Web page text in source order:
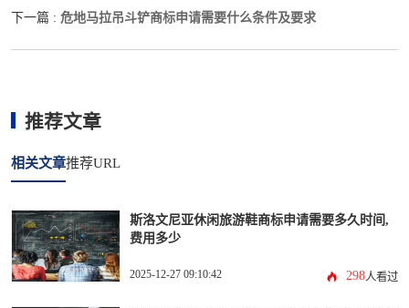
下一篇 : 危地马拉吊斗铲商标申请需要什么条件及要求
推荐文章
相关文章推荐URL
斯洛文尼亚休闲旅游鞋商标申请需要多久时间,
费用多少
2025-12-27 09:10:42 298人看过